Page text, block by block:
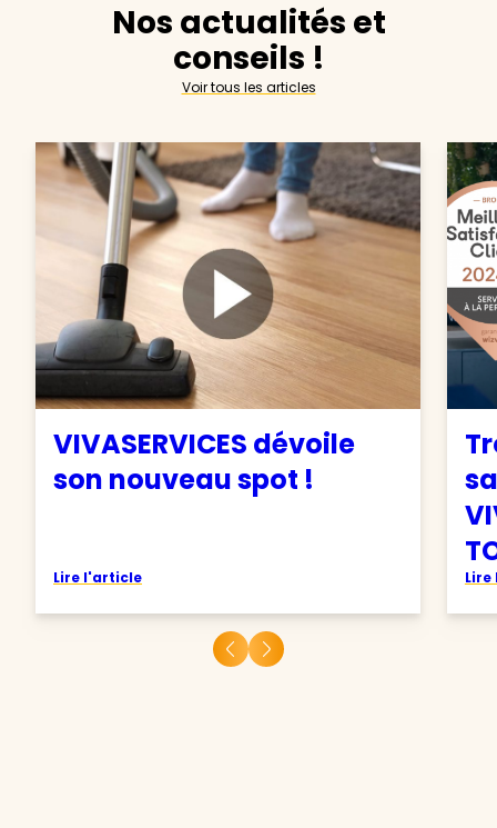
Nos actualités et
conseils !
Voir tous les articles
VIVASERVICES dévoile
son nouveau spot !
Lire l'article